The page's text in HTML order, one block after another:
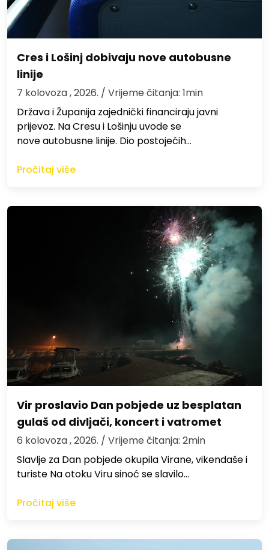
Cres i Lošinj dobivaju nove autobusne
linije
7 kolovoza , 2026. / Vrijeme čitanja: 1min
Država i Županija zajednički financiraju javni
prijevoz. Na Cresu i Lošinju uvode se
nove autobusne linije. Dio postojećih…
Pročitaj više
Vir proslavio Dan pobjede uz besplatan
gulaš od divljači, koncert i vatromet
6 kolovoza , 2026. / Vrijeme čitanja: 2min
Slavlje za Dan pobjede okupila Virane, vikendaše i
turiste Na otoku Viru sinoć se slavilo…
Pročitaj više